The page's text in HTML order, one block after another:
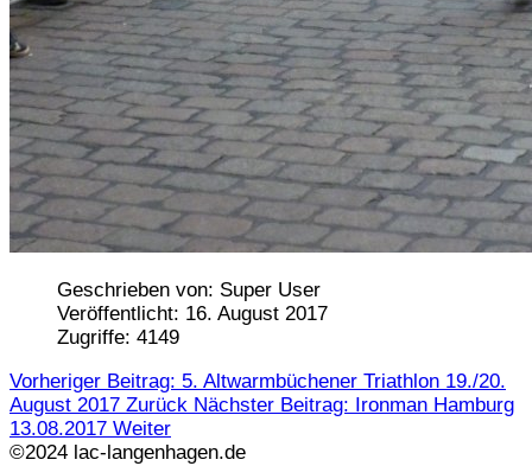
Geschrieben von: Super User
Veröffentlicht: 16. August 2017
Zugriffe: 4149
Vorheriger Beitrag: 5. Altwarmbüchener Triathlon 19./20.
August 2017 Zurück Nächster Beitrag: Ironman Hamburg
13.08.2017 Weiter
©2024 lac-langenhagen.de